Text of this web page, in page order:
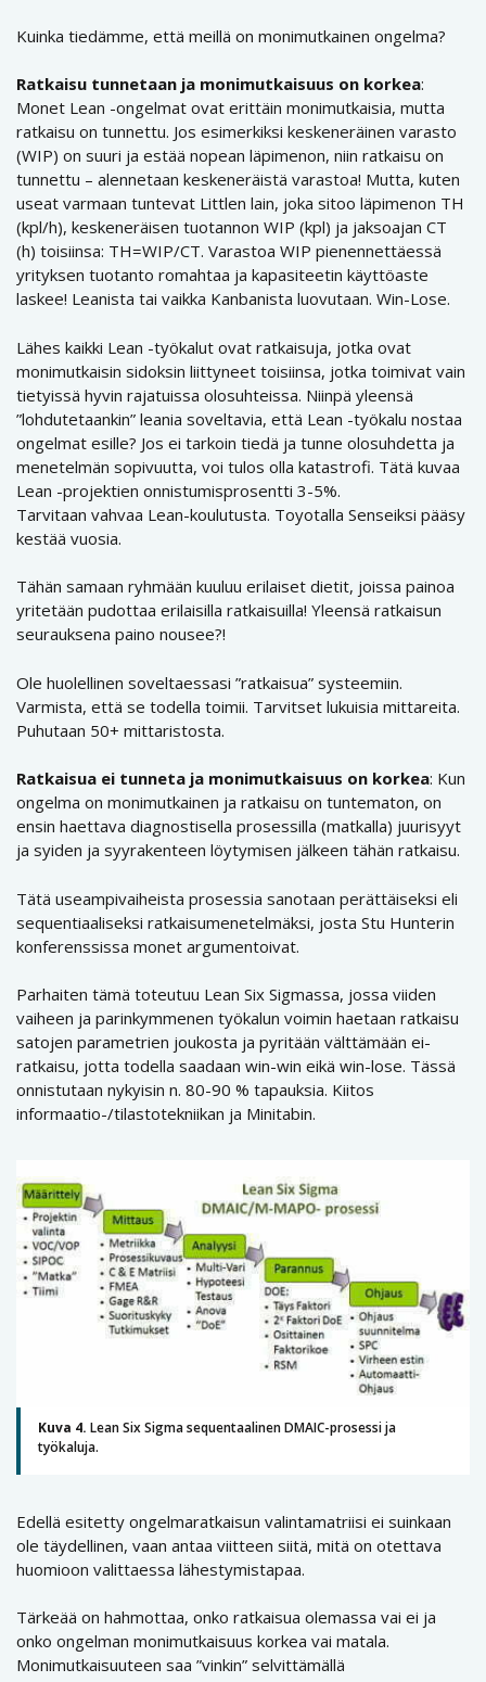
Kuinka tiedämme, että meillä on monimutkainen ongelma?
Ratkaisu tunnetaan ja monimutkaisuus on korkea:
Monet Lean -ongelmat ovat erittäin monimutkaisia, mutta
ratkaisu on tunnettu. Jos esimerkiksi keskeneräinen varasto
(WIP) on suuri ja estää nopean läpimenon, niin ratkaisu on
tunnettu – alennetaan keskeneräistä varastoa! Mutta, kuten
useat varmaan tuntevat Littlen lain, joka sitoo läpimenon TH
(kpl/h), keskeneräisen tuotannon WIP (kpl) ja jaksoajan CT
(h) toisiinsa: TH=WIP/CT. Varastoa WIP pienennettäessä
yrityksen tuotanto romahtaa ja kapasiteetin käyttöaste
laskee! Leanista tai vaikka Kanbanista luovutaan. Win-Lose.
Lähes kaikki Lean -työkalut ovat ratkaisuja, jotka ovat
monimutkaisin sidoksin liittyneet toisiinsa, jotka toimivat vain
tietyissä hyvin rajatuissa olosuhteissa. Niinpä yleensä
”lohdutetaankin” leania soveltavia, että Lean -työkalu nostaa
ongelmat esille? Jos ei tarkoin tiedä ja tunne olosuhdetta ja
menetelmän sopivuutta, voi tulos olla katastrofi. Tätä kuvaa
Lean -projektien onnistumisprosentti 3-5%.
Tarvitaan vahvaa Lean-koulutusta. Toyotalla Senseiksi pääsy
kestää vuosia.
Tähän samaan ryhmään kuuluu erilaiset dietit, joissa painoa
yritetään pudottaa erilaisilla ratkaisuilla! Yleensä ratkaisun
seurauksena paino nousee?!
Ole huolellinen soveltaessasi ”ratkaisua” systeemiin.
Varmista, että se todella toimii. Tarvitset lukuisia mittareita.
Puhutaan 50+ mittaristosta.
Ratkaisua ei tunneta ja monimutkaisuus on korkea: Kun
ongelma on monimutkainen ja ratkaisu on tuntematon, on
ensin haettava diagnostisella prosessilla (matkalla) juurisyyt
ja syiden ja syyrakenteen löytymisen jälkeen tähän ratkaisu.
Tätä useampivaiheista prosessia sanotaan perättäiseksi eli
sequentiaaliseksi ratkaisumenetelmäksi, josta Stu Hunterin
konferenssissa monet argumentoivat.
Parhaiten tämä toteutuu Lean Six Sigmassa, jossa viiden
vaiheen ja parinkymmenen työkalun voimin haetaan ratkaisu
satojen parametrien joukosta ja pyritään välttämään ei-
ratkaisu, jotta todella saadaan win-win eikä win-lose. Tässä
onnistutaan nykyisin n. 80-90 % tapauksia. Kiitos
informaatio-/tilastotekniikan ja Minitabin.
Kuva 4. Lean Six Sigma sequentaalinen DMAIC-prosessi ja
työkaluja.
Edellä esitetty ongelmaratkaisun valintamatriisi ei suinkaan
ole täydellinen, vaan antaa viitteen siitä, mitä on otettava
huomioon valittaessa lähestymistapaa.
Tärkeää on hahmottaa, onko ratkaisua olemassa vai ei ja
onko ongelman monimutkaisuus korkea vai matala.
Monimutkaisuuteen saa ”vinkin” selvittämällä